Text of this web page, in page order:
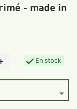
- made in
En stock